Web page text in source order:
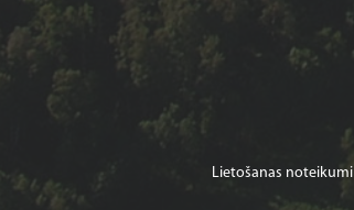
Lietošanas noteikumi